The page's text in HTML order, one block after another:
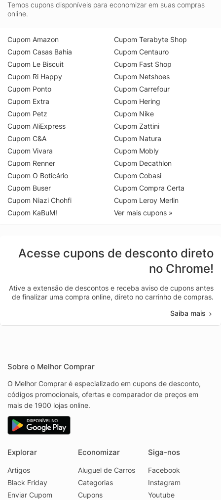
Temos cupons disponíveis para economizar em suas compras
online.
Cupom Amazon
Cupom Casas Bahia
Cupom Le Biscuit
Cupom Ri Happy
Cupom Ponto
Cupom Extra
Cupom Petz
Cupom AliExpress
Cupom C&A
Cupom Vivara
Cupom Renner
Cupom O Boticário
Cupom Buser
Cupom Niazi Chohfi
Cupom KaBuM!
Cupom Terabyte Shop
Cupom Centauro
Cupom Fast Shop
Cupom Netshoes
Cupom Carrefour
Cupom Hering
Cupom Nike
Cupom Zattini
Cupom Natura
Cupom Mobly
Cupom Decathlon
Cupom Cobasi
Cupom Compra Certa
Cupom Leroy Merlin
Ver mais cupons »
Acesse cupons de desconto direto
no Chrome!
Ative a extensão de descontos e receba aviso de cupons antes
de finalizar uma compra online, direto no carrinho de compras.
Saiba mais
Sobre o Melhor Comprar
O Melhor Comprar é especializado em cupons de desconto,
códigos promocionais, ofertas e comparador de preços em
mais de 1900 lojas online.
Explorar
Artigos
Black Friday
Enviar Cupom
Economizar
Aluguel de Carros
Categorias
Cupons
Siga-nos
Facebook
Instagram
Youtube